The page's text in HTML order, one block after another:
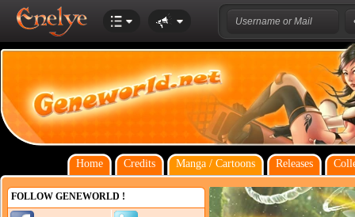
Home Credits Manga / Cartoons Releases
FOLLOW GENEWORLD !